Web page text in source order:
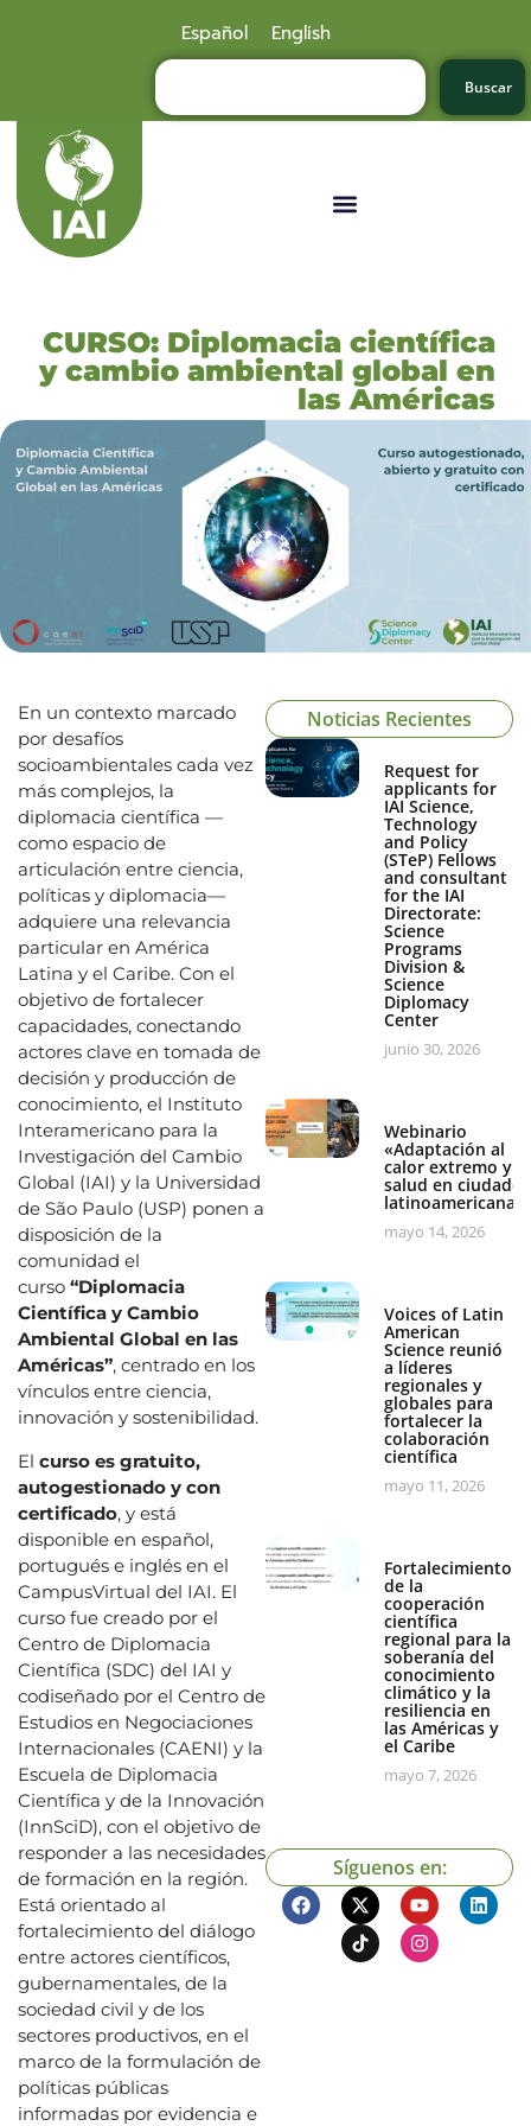
Español English
Buscar
CURSO: Diplomacia científica
y cambio ambiental global en
las Américas
En un contexto marcado
por desafíos
socioambientales cada vez
más complejos, la
diplomacia científica —
como espacio de
articulación entre ciencia,
políticas y diplomacia—
adquiere una relevancia
particular en América
Latina y el Caribe. Con el
objetivo de fortalecer
capacidades, conectando
actores clave en tomada de
decisión y producción de
conocimiento, el Instituto
Interamericano para la
Investigación del Cambio
Global (IAI) y la Universidad
de São Paulo (USP) ponen a
disposición de la
comunidad el
curso “Diplomacia
Científica y Cambio
Ambiental Global en las
Américas”, centrado en los
vínculos entre ciencia,
innovación y sostenibilidad.
El curso es gratuito,
autogestionado y con
certificado, y está
disponible en español,
portugués e inglés en el
CampusVirtual del IAI. El
curso fue creado por el
Centro de Diplomacia
Científica (SDC) del IAI y
codiseñado por el Centro de
Estudios en Negociaciones
Internacionales (CAENI) y la
Escuela de Diplomacia
Científica y de la Innovación
(InnSciD), con el objetivo de
responder a las necesidades
de formación en la región.
Está orientado al
fortalecimiento del diálogo
entre actores científicos,
gubernamentales, de la
sociedad civil y de los
sectores productivos, en el
marco de la formulación de
políticas públicas
informadas por evidencia e
Noticias Recientes
Request for
applicants for
IAI Science,
Technology
and Policy
(STeP) Fellows
and consultant
for the IAI
Directorate:
Science
Programs
Division &
Science
Diplomacy
Center
junio 30, 2026
Webinario
«Adaptación al
calor extremo y
salud en ciudades
mayo 14, 2026
Voices of Latin
American
Science reunió
a líderes
regionales y
globales para
fortalecer la
colaboración
científica
mayo 11, 2026
Fortalecimiento
de la
cooperación
científica
regional para la
soberanía del
conocimiento
climático y la
resiliencia en
las Américas y
el Caribe
mayo 7, 2026
Síguenos en: